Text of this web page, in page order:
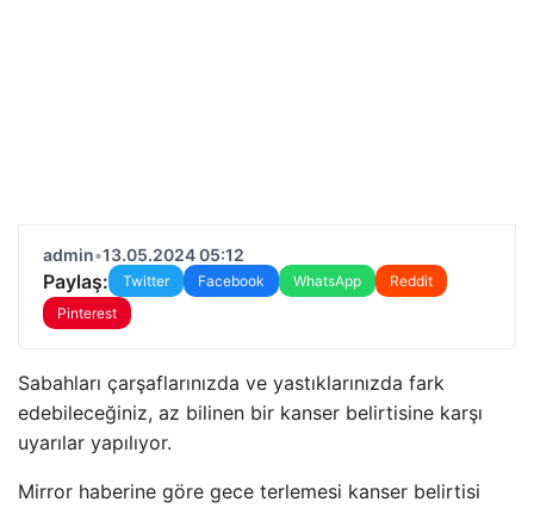
admin•13.05.2024 05:12
Paylaş: Twitter Facebook WhatsApp
Reddit
Pinterest
Sabahları çarşaflarınızda ve yastıklarınızda fark
edebileceğiniz, az bilinen bir kanser belirtisine karşı
uyarılar yapılıyor.
Mirror haberine göre gece terlemesi kanser belirtisi